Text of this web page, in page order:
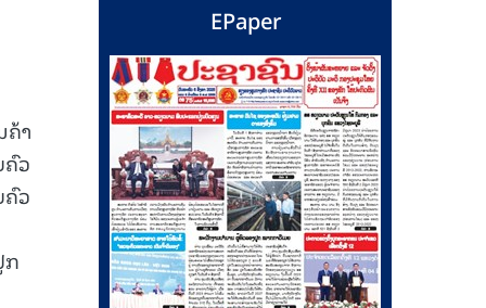
ຄ້າ
ວ
ວ
ກ
EPaper